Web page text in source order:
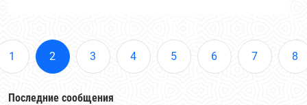
1 2 3 4 5 6 7 8
Последние сообщения